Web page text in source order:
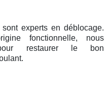
sont experts en déblocage.
fonctionnelle, nous
pour restaurer le bon